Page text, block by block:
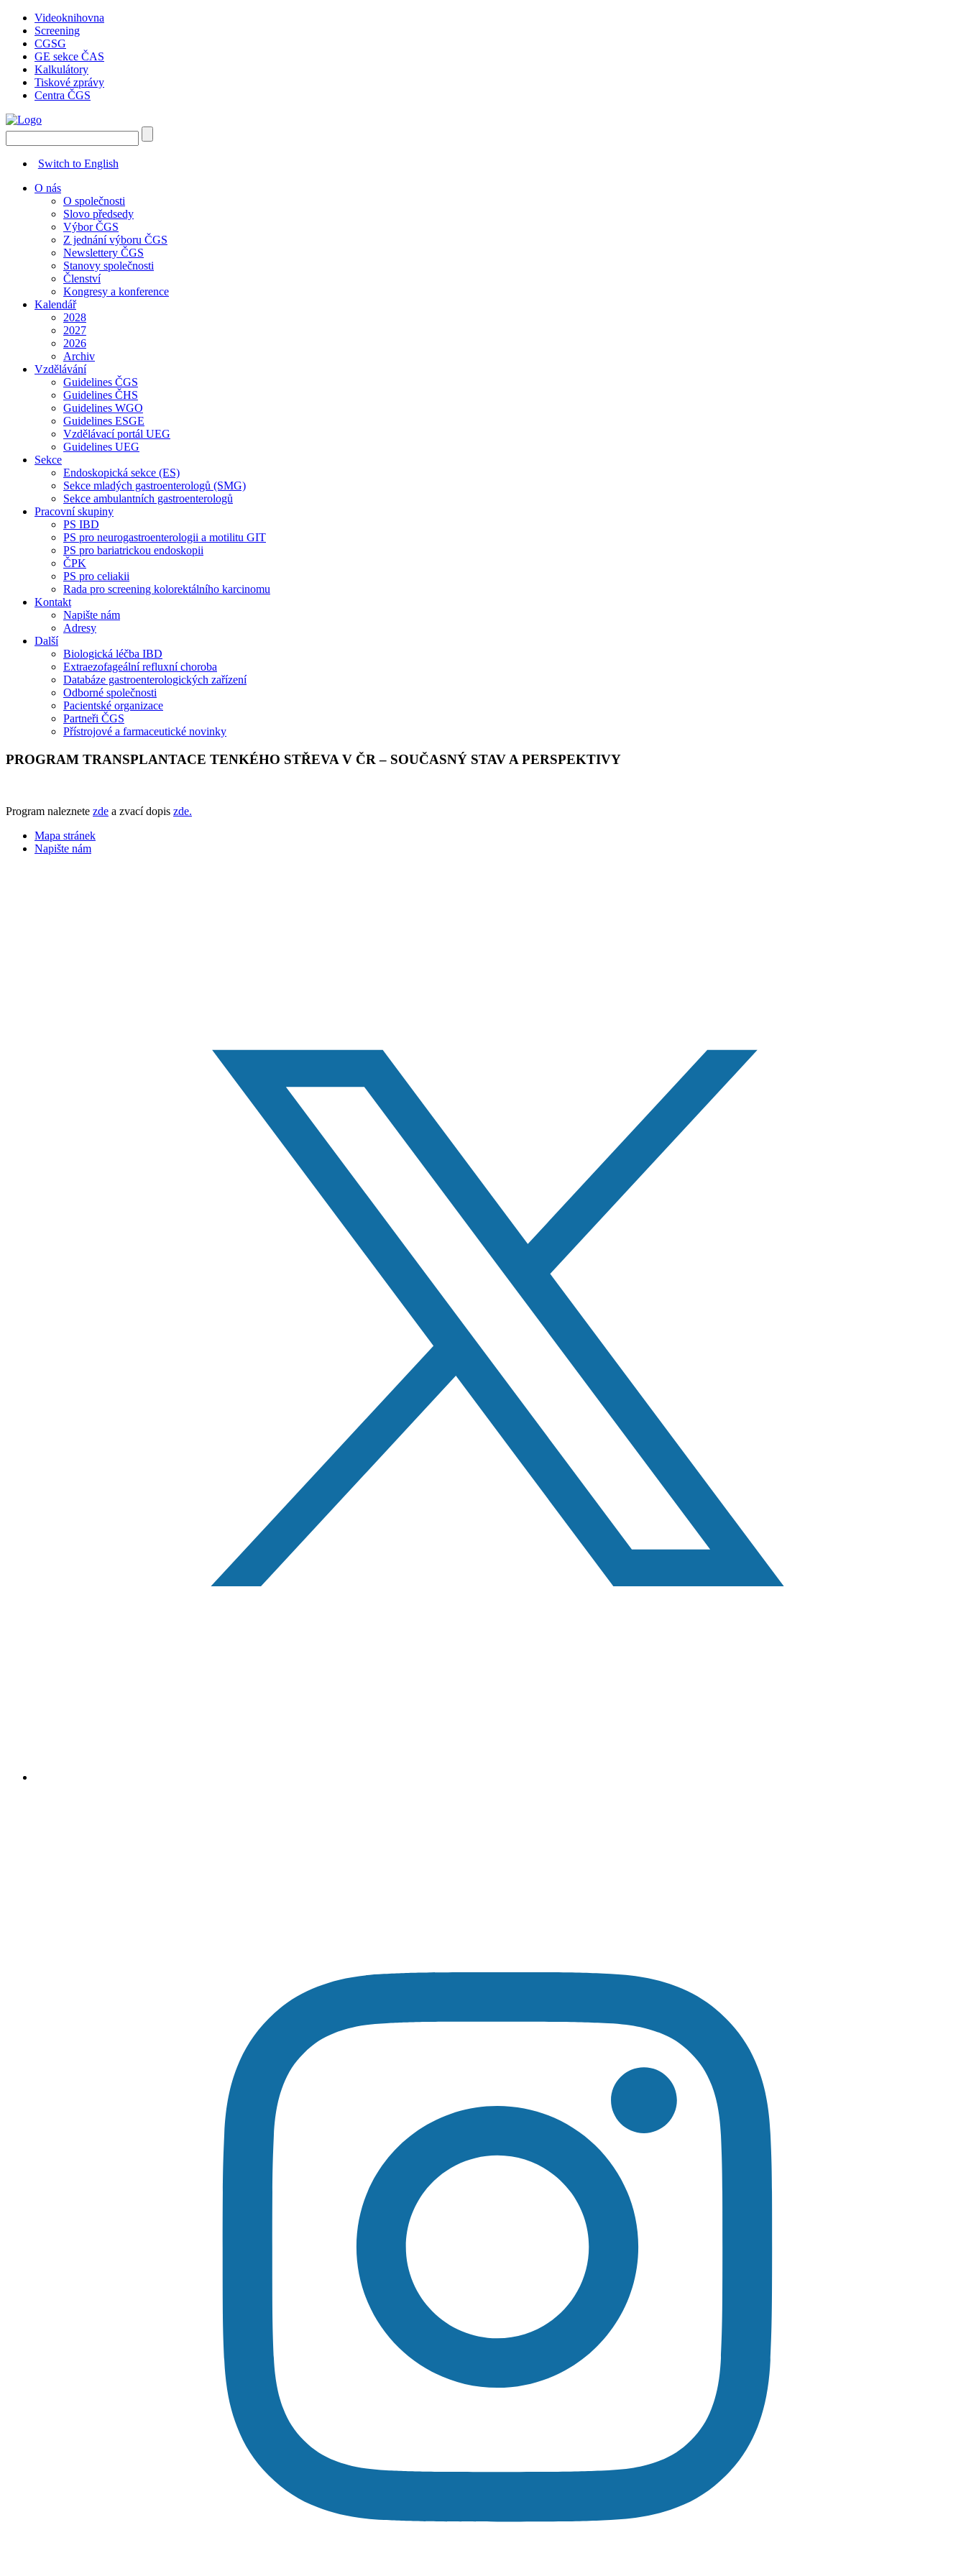
Videoknihovna
Screening
CGSG
GE sekce ČAS
Kalkulátory
Tiskové zprávy
Centra ČGS
Switch to English
O nás
O společnosti
Slovo předsedy
Výbor ČGS
Z jednání výboru ČGS
Newslettery ČGS
Stanovy společnosti
Členství
Kongresy a konference
Kalendář
2028
2027
2026
Archiv
Vzdělávání
Guidelines ČGS
Guidelines ČHS
Guidelines WGO
Guidelines ESGE
Vzdělávací portál UEG
Guidelines UEG
Sekce
Endoskopická sekce (ES)
Sekce mladých gastroenterologů (SMG)
Sekce ambulantních gastroenterologů
Pracovní skupiny
PS IBD
PS pro neurogastroenterologii a motilitu GIT
PS pro bariatrickou endoskopii
ČPK
PS pro celiakii
Rada pro screening kolorektálního karcinomu
Kontakt
Napište nám
Adresy
Další
Biologická léčba IBD
Extraezofageální refluxní choroba
Databáze gastroenterologických zařízení
Odborné společnosti
Pacientské organizace
Partneři ČGS
Přístrojové a farmaceutické novinky
PROGRAM TRANSPLANTACE TENKÉHO STŘEVA V ČR – SOUČASNÝ STAV A PERSPEKTIVY
Program naleznete zde a zvací dopis zde.
Mapa stránek
Napište nám